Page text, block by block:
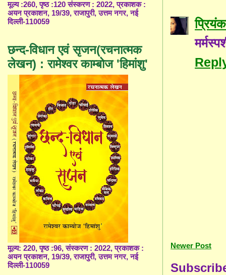
Newer Post
मूल्य :260, पृष्ठ :120 संस्करण : 2022, प्रकाशक :
अयन प्रकाशन, 19/39, राजापुरी, उत्तम नगर, नई
दिल्ली-110059
छन्द-विधान एवं सृजन(रचनात्मक
लेखन) : रामेश्वर काम्बोज 'हिमांशु'
मूल्य: 220, पृष्ठ :96, संस्करण : 2022, प्रकाशक :
अयन प्रकाशन, 19/39, राजापुरी, उत्तम नगर, नई
दिल्ली-110059